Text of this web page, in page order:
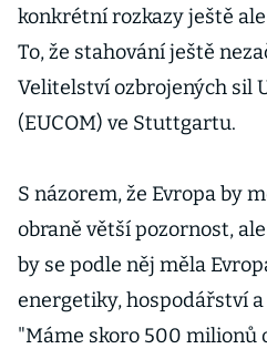
konkrétní rozkazy ještě
To, že stahování ještě
Velitelství ozbrojených sil
(EUCOM) ve Stuttgartu.
S názorem, že Evropa by
obraně větší pozornost,
by se podle něj měla
energetiky, hospodářství
"Máme skoro 500 milionů